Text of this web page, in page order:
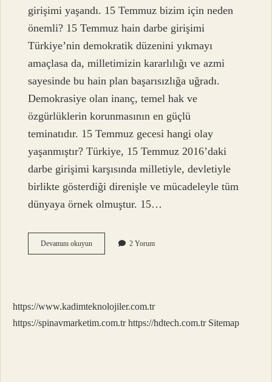
girişimi yaşandı. 15 Temmuz bizim için neden
önemli? 15 Temmuz hain darbe girişimi
Türkiye’nin demokratik düzenini yıkmayı
amaçlasa da, milletimizin kararlılığı ve azmi
sayesinde bu hain plan başarısızlığa uğradı.
Demokrasiye olan inanç, temel hak ve
özgürlüklerin korunmasının en güçlü
teminatıdır. 15 Temmuz gecesi hangi olay
yaşanmıştır? Türkiye, 15 Temmuz 2016’daki
darbe girişimi karşısında milletiyle, devletiyle
birlikte gösterdiği direnişle ve mücadeleyle tüm
dünyaya örnek olmuştur. 15…
Devamını okuyun15
Temmuz
2 Yorum
https://www.kadimteknolojiler.com.tr
https://spinavmarketim.com.tr https://hdtech.com.tr Sitemap